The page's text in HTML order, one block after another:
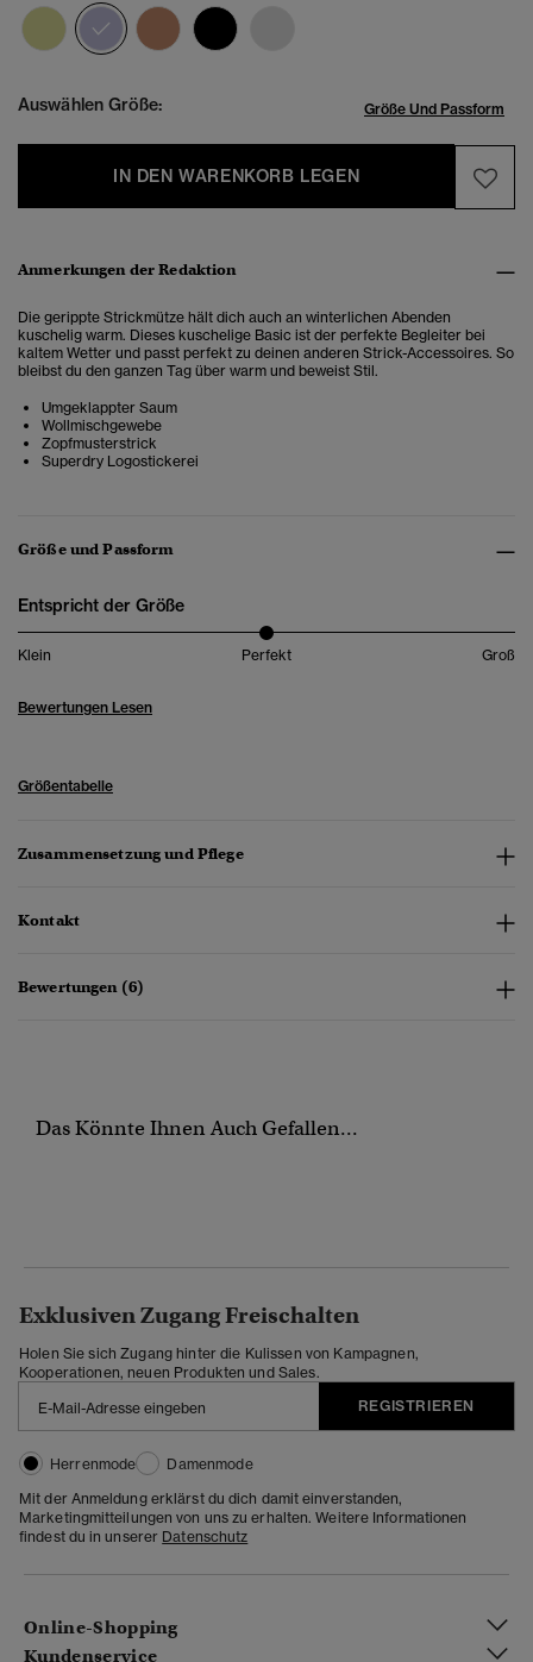
Ausgewählt
Auswählen Größe: Größe Und Passform
IN DEN WARENKORB LEGEN
Anmerkungen der Redaktion
Die gerippte Strickmütze hält dich auch an winterlichen Abenden
kuschelig warm. Dieses kuschelige Basic ist der perfekte Begleiter bei
kaltem Wetter und passt perfekt zu deinen anderen Strick-Accessoires. So
bleibst du den ganzen Tag über warm und beweist Stil.
Umgeklappter Saum
Wollmischgewebe
Zopfmusterstrick
Superdry Logostickerei
Größe und Passform
Entspricht der Größe
Klein Perfekt Groß
Bewertungen Lesen
Größentabelle
Zusammensetzung und Pflege
Kontakt
Bewertungen (6)
Das Könnte Ihnen Auch Gefallen...
Exklusiven Zugang Freischalten
Holen Sie sich Zugang hinter die Kulissen von Kampagnen,
Kooperationen, neuen Produkten und Sales.
REGISTRIEREN
Herrenmode
Damenmode
Mit der Anmeldung erklärst du dich damit einverstanden,
Marketingmitteilungen von uns zu erhalten. Weitere Informationen
findest du in unserer Datenschutz
Online-Shopping
Kundenservice